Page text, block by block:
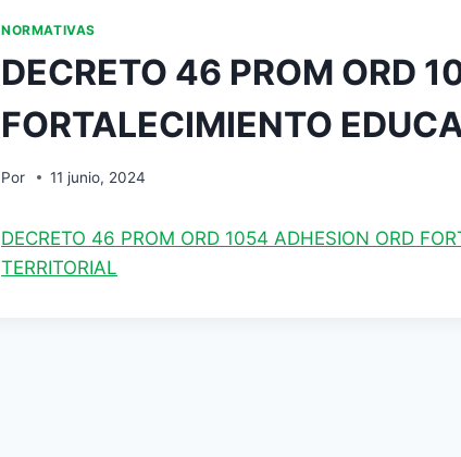
NORMATIVAS
DECRETO 46 PROM ORD
FORTALECIMIENTO
Por 11 junio, 2024
DECRETO 46 PROM ORD 1054 ADHESION ORD
TERRITORIAL